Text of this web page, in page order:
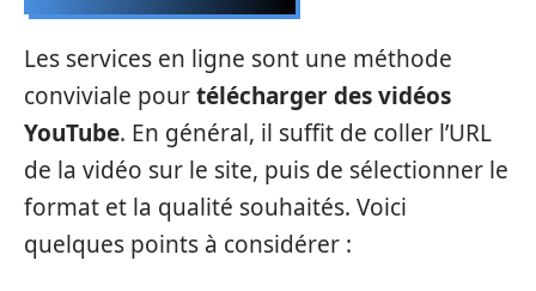
Les services en ligne sont une méthode
conviviale pourtélécharger des vidéos
YouTube. En général, il suffit de coller l’URL
de la vidéo sur le site, puis de sélectionner le
format et la qualité souhaités. Voici
quelques points à considérer :